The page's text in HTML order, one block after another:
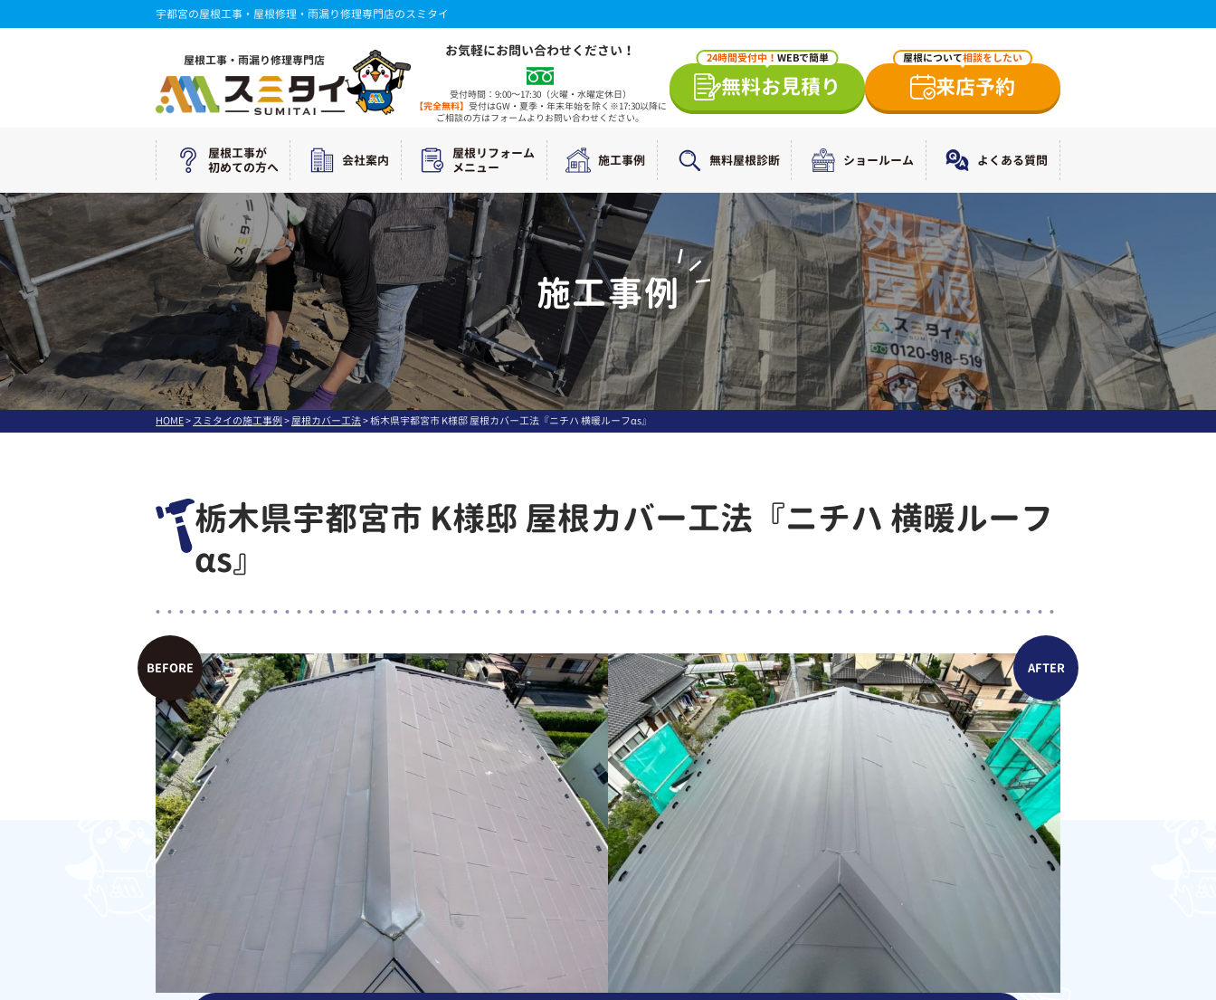
宇都宮の屋根工事・屋根修理・雨漏り修理専門店のスミタイ
屋根工事・雨漏り修理専門店
お気軽にお問い合わせください！
受付時間：9:00～17:30（火曜・水曜定休日）
【完全無料】 受付はGW・夏季・年末年始を除く※17:30以降に
ご相談の方はフォームよりお問い合わせください。
24時間受付中！ WEBで簡単
無料お見積り
屋根について相談をしたい
来店予約
屋根工事が
初めての方へ
会社案内
屋根リフォーム
メニュー
施工事例 無料屋根診断 ショールーム よくある質問
施工事例
WORKS
HOME>スミタイの施工事例>屋根カバー工法>栃木県宇都宮市 K様邸 屋根カバー工法『ニチハ 横暖ルーフαs』
栃木県宇都宮市 K様邸 屋根カバー工法『ニチハ 横暖ルーフ
αs』